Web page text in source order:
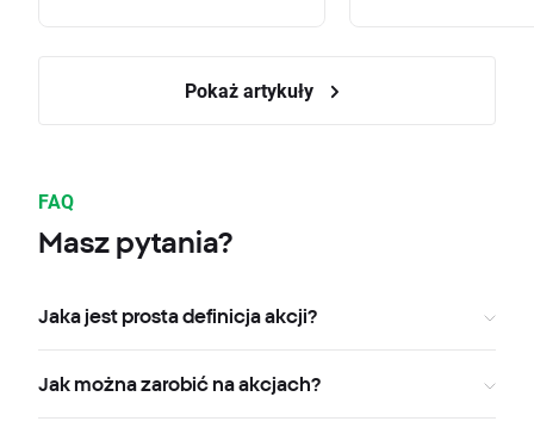
Pokaż artykuły
FAQ
Masz pytania?
Jaka jest prosta definicja akcji?
Jak można zarobić na akcjach?